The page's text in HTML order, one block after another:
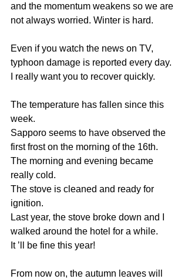
and the momentum weakens so we are
not always worried. Winter is hard.
Even if you watch the news on TV,
typhoon damage is reported every day.
I really want you to recover quickly.
The temperature has fallen since this
week.
Sapporo seems to have observed the
first frost on the morning of the 16th.
The morning and evening became
really cold.
The stove is cleaned and ready for
ignition.
Last year, the stove broke down and I
walked around the hotel for a while.
It ’ll be fine this year!
From now on, the autumn leaves will